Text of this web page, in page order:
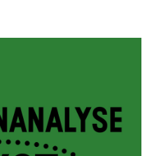
and the